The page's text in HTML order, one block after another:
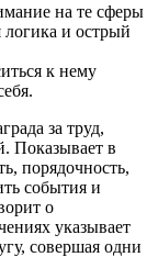
на те сферы
логика и острый
к нему
за труд,
Показывает в
порядочность,
события и
о
указывает
совершая одни